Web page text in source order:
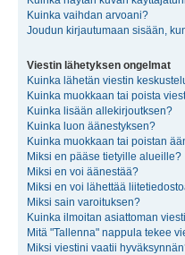
Kuinka vaihdan arvoani?
Joudun kirjautumaan sisään,
Viestin lähetyksen ongelmat
Kuinka lähetän viestin
Kuinka muokkaan tai poista
Kuinka lisään allekirjoutksen?
Kuinka luon äänestyksen?
Kuinka muokkaan tai poistan
Miksi en pääse tietyille alueille?
Miksi en voi äänestää?
Miksi en voi lähettää
Miksi sain varoituksen?
Kuinka ilmoitan asiattoman
Mitä "Tallenna" nappula tekee
Miksi viestini vaatii